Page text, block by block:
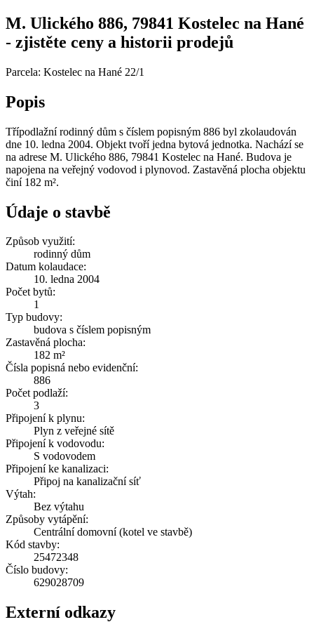
M. Ulického 886, 79841 Kostelec na Hané
- zjistěte ceny a historii prodejů
Parcela: Kostelec na Hané 22/1
Popis
Třípodlažní rodinný dům s číslem popisným 886 byl zkolaudován
dne 10. ledna 2004. Objekt tvoří jedna bytová jednotka. Nachází se
na adrese M. Ulického 886, 79841 Kostelec na Hané. Budova je
napojena na veřejný vodovod i plynovod. Zastavěná plocha objektu
činí 182 m².
Údaje o stavbě
Způsob využití:
rodinný dům
Datum kolaudace:
10. ledna 2004
Počet bytů:
1
Typ budovy:
budova s číslem popisným
Zastavěná plocha:
182 m²
Čísla popisná nebo evidenční:
886
Počet podlaží:
3
Připojení k plynu:
Plyn z veřejné sítě
Připojení k vodovodu:
S vodovodem
Připojení ke kanalizaci:
Připoj na kanalizační síť
Výtah:
Bez výtahu
Způsoby vytápění:
Centrální domovní (kotel ve stavbě)
Kód stavby:
25472348
Číslo budovy:
629028709
Externí odkazy